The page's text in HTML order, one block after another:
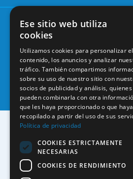
© 2025 – COEM – Colegio Oficial de
Estomatólogos de la I región
Aviso legalPolítica de privacidad
Ese sitio web utiliza
cookies
Utilizamos cookies para personalizar el
contenido, los anuncios y analizar
tráfico. También compartimos
sobre su uso de nuestro sitio con
socios de publicidad y análisis, quienes
pueden combinarla con otra
que les haya proporcionado o que
recopilado a partir del uso de sus
Política de privacidad
COOKIES ESTRICTAMENTE
NECESARIAS
COOKIES DE RENDIMIENTO